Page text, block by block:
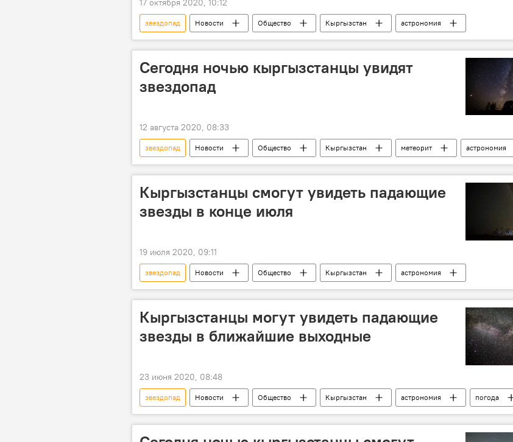
звездопад Новости Общество Кыргызстан астрономия
Сегодня ночью кыргызстанцы увидят
звездопад
12 августа 2020, 08:33
звездопад Новости Общество Кыргызстан метеорит
астрономия
космос
Кыргызстанцы смогут увидеть падающие
звезды в конце июля
19 июля 2020, 09:11
звездопад Новости Общество Кыргызстан астрономия
Кыргызстанцы могут увидеть падающие
звезды в ближайшие выходные
23 июня 2020, 08:48
звездопад Новости Общество Кыргызстан астрономия погода